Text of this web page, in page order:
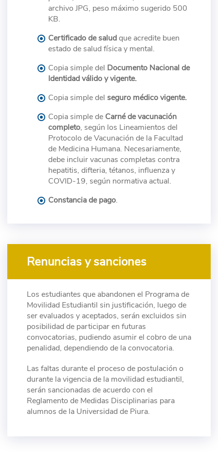
archivo JPG, peso máximo sugerido 500
KB.
Certificado de saludque acredite buen
estado de salud física y mental.
Copia simple del Documento Nacional de
Identidad válido y vigente.
Copia simple del seguro médico vigente.
Copia simple de Carné de vacunación
completo, según los Lineamientos del
Protocolo de Vacunación de la Facultad
de Medicina Humana. Necesariamente,
debe incluir vacunas completas contra
hepatitis, difteria, tétanos, influenza y
COVID-19, según normativa actual.
Constancia de pago.
Renuncias y sanciones
Los estudiantes que abandonen el Programa de
Movilidad Estudiantil sin justificación, luego de
ser evaluados y aceptados, serán excluidos sin
posibilidad de participar en futuras
convocatorias, pudiendo asumir el cobro de una
penalidad, dependiendo de la convocatoria.
Las faltas durante el proceso de postulación o
durante la vigencia de la movilidad estudiantil,
serán sancionadas de acuerdo con el
Reglamento de Medidas Disciplinarias para
alumnos de la Universidad de Piura.